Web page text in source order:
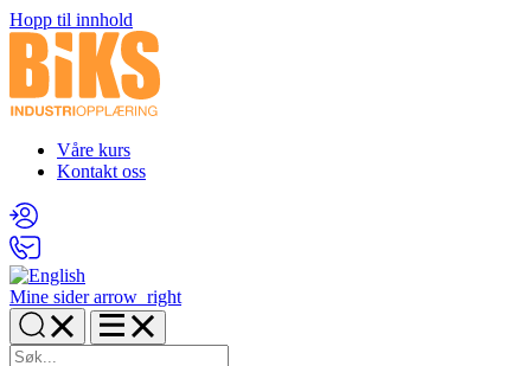
Hopp til innhold
Våre kurs
Kontakt oss
Mine sider arrow_right